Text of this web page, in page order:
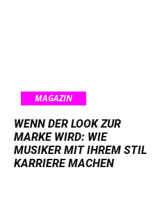
MAGAZIN
WENN DER LOOK ZUR
MARKE WIRD: WIE
MUSIKER MIT IHREM STIL
KARRIERE MACHEN